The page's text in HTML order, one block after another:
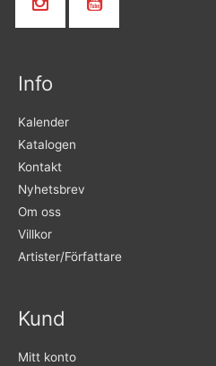
Info
Kalender
Katalogen
Kontakt
Nyhetsbrev
Om oss
Villkor
Artister/Författare
Kund
Mitt konto